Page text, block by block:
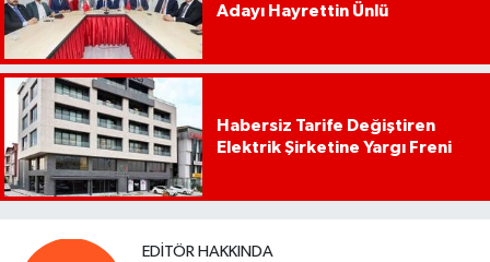
Adayı Hayrettin Ünlü
Habersiz Tarife Değiştiren
Elektrik Şirketine Yargı Freni
EDITÖR HAKKINDA